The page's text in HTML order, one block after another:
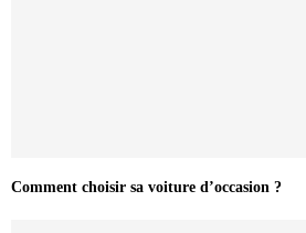
Comment choisir sa voiture d’occasion ?